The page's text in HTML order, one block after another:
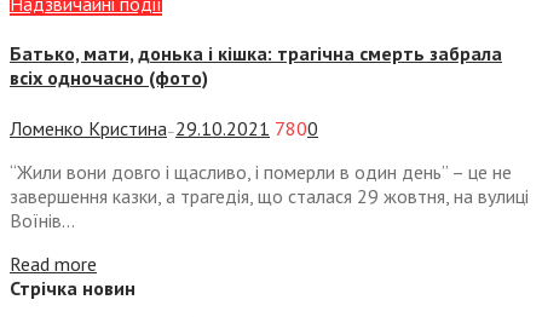
Батько, мати, донька і кішка: трагічна смерть забрала
всіх одночасно (фото)
Ломенко Кристина — 29.10.2021 7800
“Жили вони довго і щасливо, і померли в один день” – це не
завершення казки, а трагедія, що сталася 29 жовтня, на вулиці
Воїнів...
Read more
Стрічка новин